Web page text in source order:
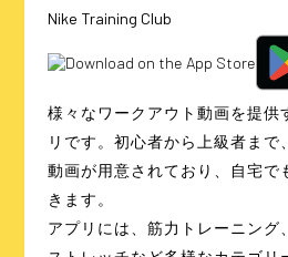
Nike Training Club
様々なワークアウト動画を提供
リです。初心者から上級者まで
動画が用意されており、自宅で
きます。
アプリには、筋力トレーニング